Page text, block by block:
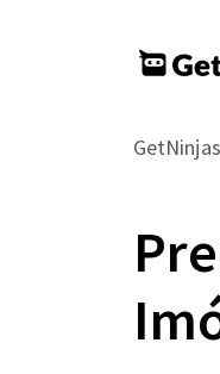
GetNinjas